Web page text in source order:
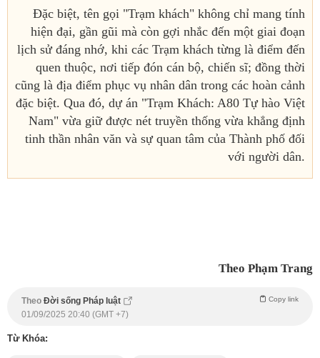
Đặc biệt, tên gọi "Trạm khách" không chỉ mang tính
hiện đại, gần gũi mà còn gợi nhắc đến một giai đoạn
lịch sử đáng nhớ, khi các Trạm khách từng là điểm đến
quen thuộc, nơi tiếp đón cán bộ, chiến sĩ; đồng thời
cũng là địa điểm phục vụ nhân dân trong các hoàn cảnh
đặc biệt. Qua đó, dự án "Trạm Khách: A80 Tự hào Việt
Nam" vừa giữ được nét truyền thống vừa khẳng định
tinh thần nhân văn và sự quan tâm của Thành phố đối
với người dân.
Theo Phạm Trang
Theo Đời sống Pháp luật Copy link
01/09/2025 20:40 (GMT +7)
Từ Khóa: